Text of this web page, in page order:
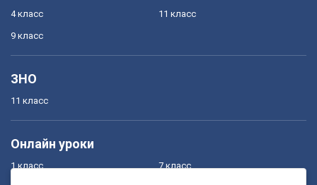
4 класс
9 класс
11 класс
ЗНО
11 класс
Онлайн уроки
1 класс 7 класс